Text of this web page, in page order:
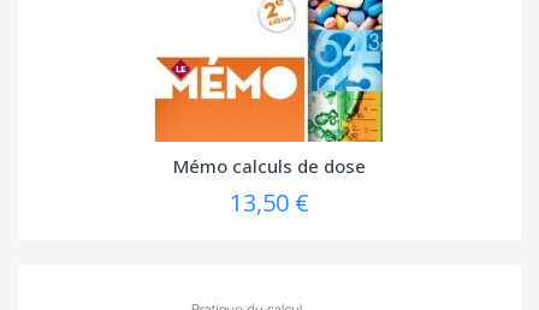
Mémo calculs de dose
13,50 €